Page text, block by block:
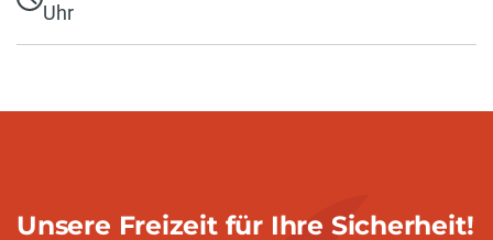
Uhr
Unsere Freizeit für Ihre Sicherheit!